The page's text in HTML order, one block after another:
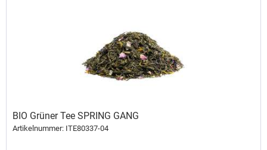
BIO Grüner Tee SPRING GANG
Artikelnummer: ITE80337-04